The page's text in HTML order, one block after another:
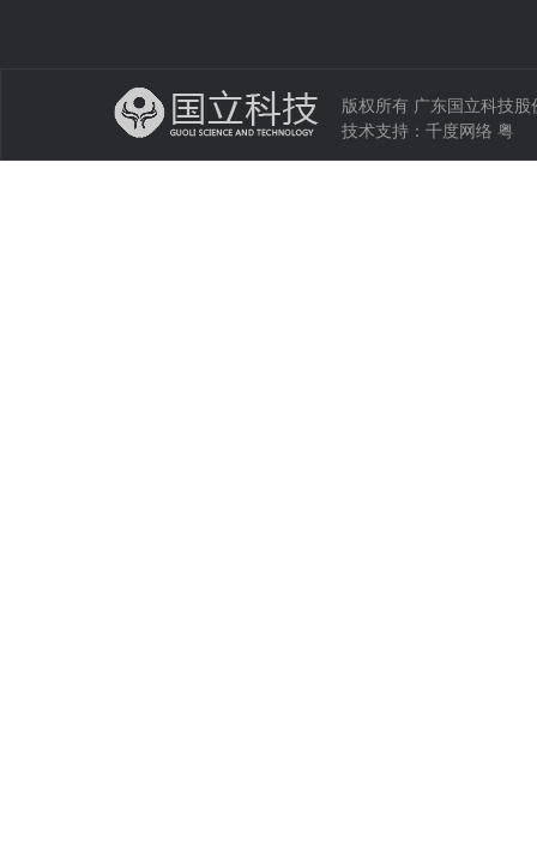
版权所有 广东国立科技
技术支持： 千度网络 粤